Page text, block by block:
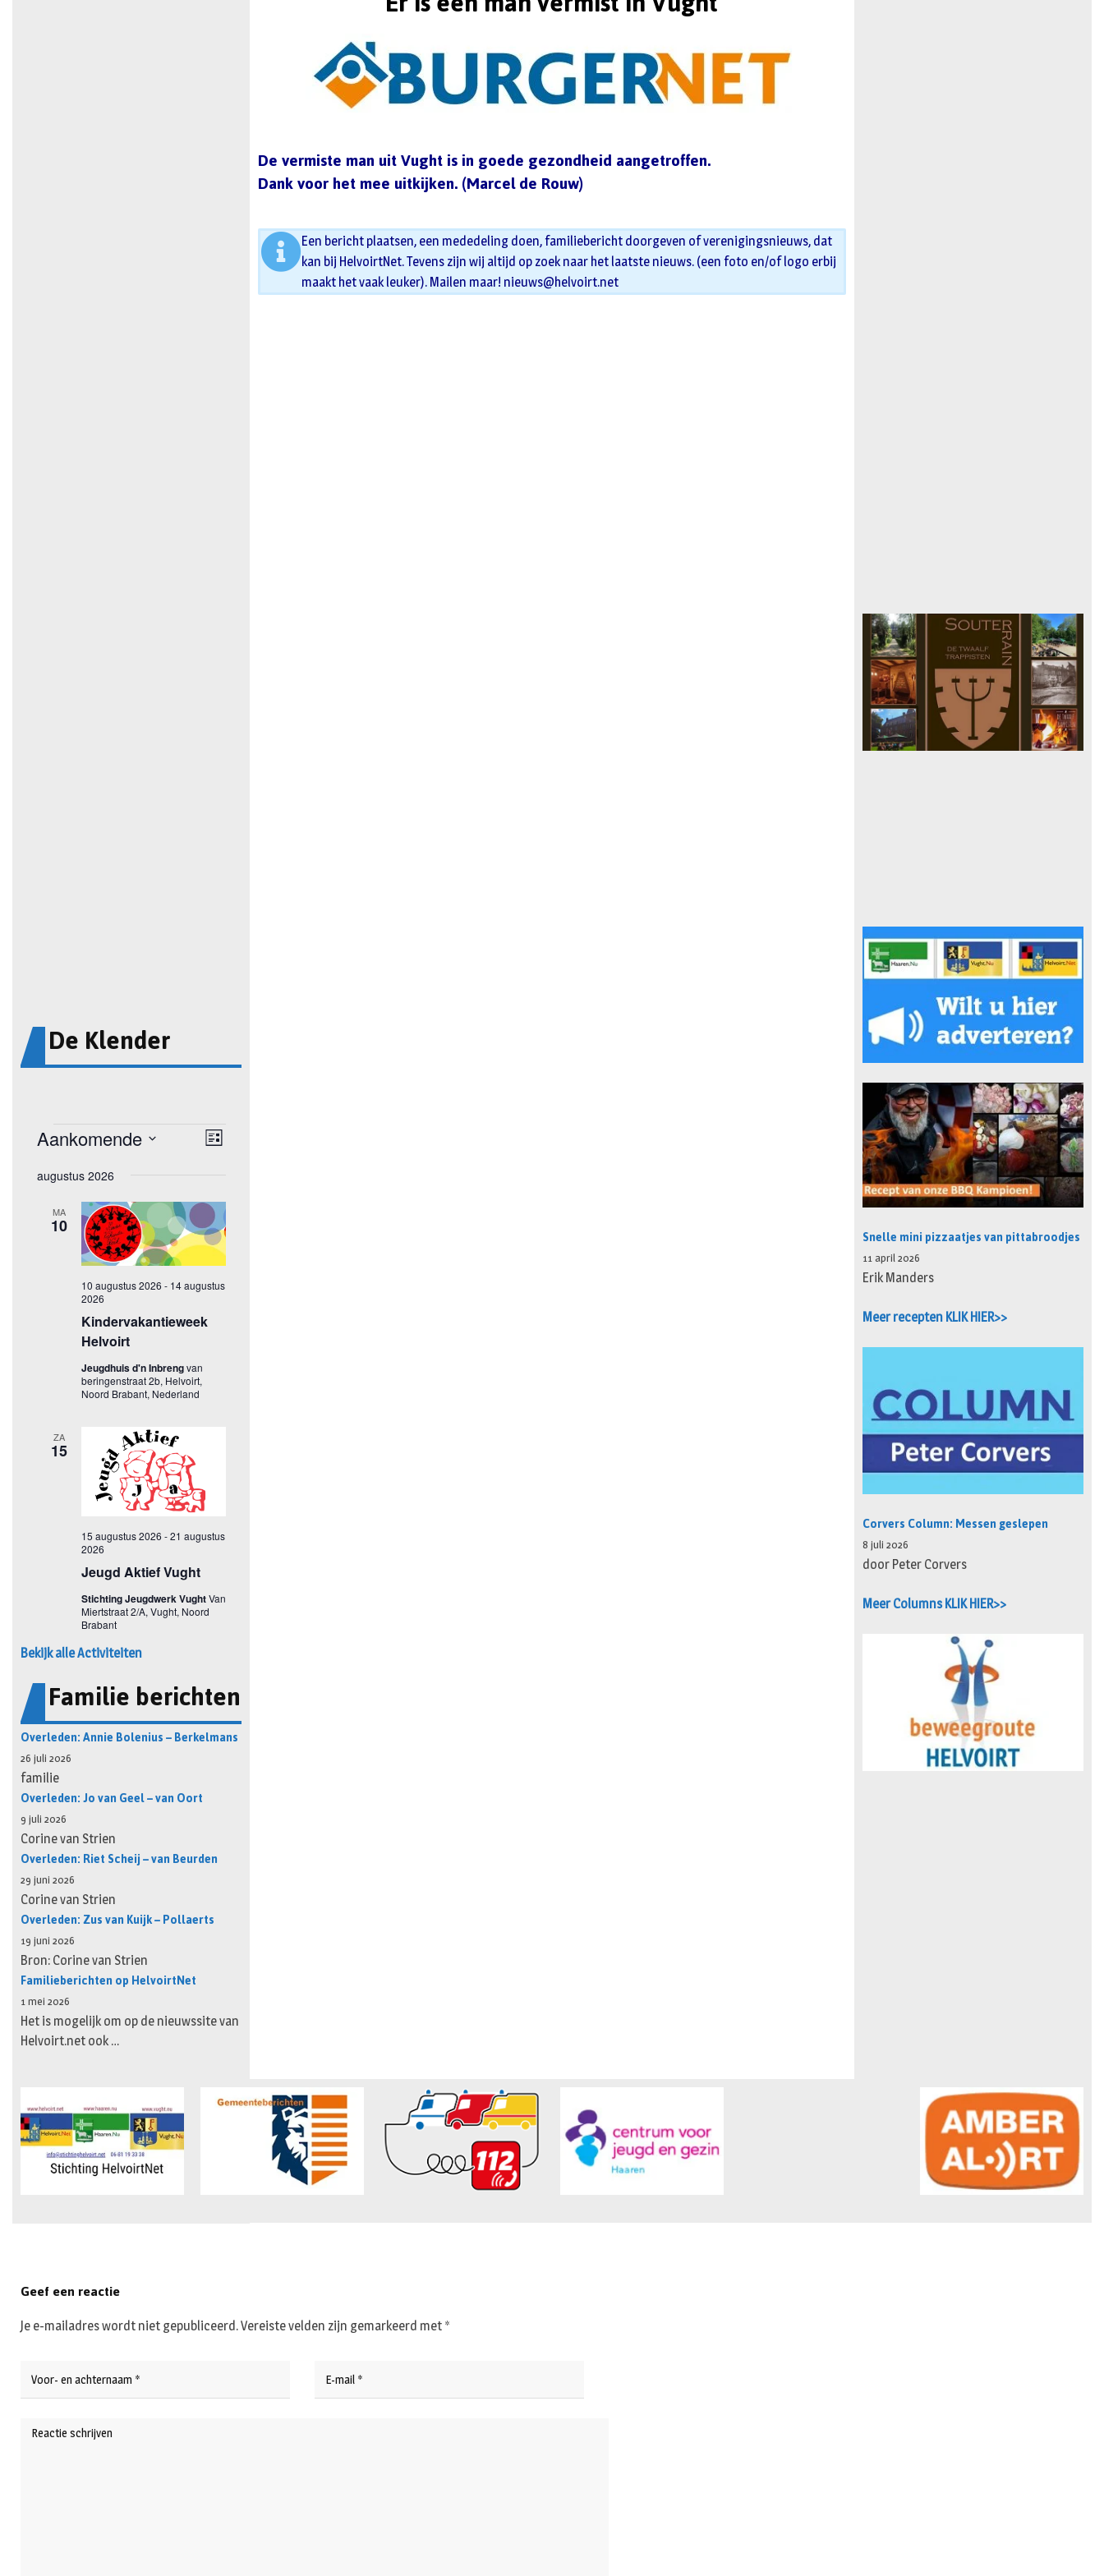
De Klender
Bekijk alle Activiteiten
Familie berichten
Overleden: Annie Bolenius – Berkelmans
26 juli 2026
familie
Overleden: Jo van Geel – van Oort
9 juli 2026
Corine van Strien
Overleden: Riet Scheij – van Beurden
29 juni 2026
Corine van Strien
Overleden: Zus van Kuijk – Pollaerts
19 juni 2026
Bron: Corine van Strien
Familieberichten op HelvoirtNet
1 mei 2026
Het is mogelijk om op de nieuwssite van
Helvoirt.net ook …
De vermiste man uit Vught is in goede gezondheid aangetroffen.
Dank voor het mee uitkijken. (Marcel de Rouw)
Een bericht plaatsen, een mededeling doen, familiebericht doorgeven of verenigingsnieuws, dat
kan bij HelvoirtNet. Tevens zijn wij altijd op zoek naar het laatste nieuws. (een foto en/of logo erbij
maakt het vaak leuker). Mailen maar! nieuws@helvoirt.net
Snelle mini pizzaatjes van pittabroodjes
11 april 2026
Erik Manders
Meer recepten KLIK HIER>>
Corvers Column: Messen geslepen
8 juli 2026
door Peter Corvers
Meer Columns KLIK HIER>>
Geef een reactie
Je e-mailadres wordt niet gepubliceerd.Vereiste velden zijn gemarkeerd met *